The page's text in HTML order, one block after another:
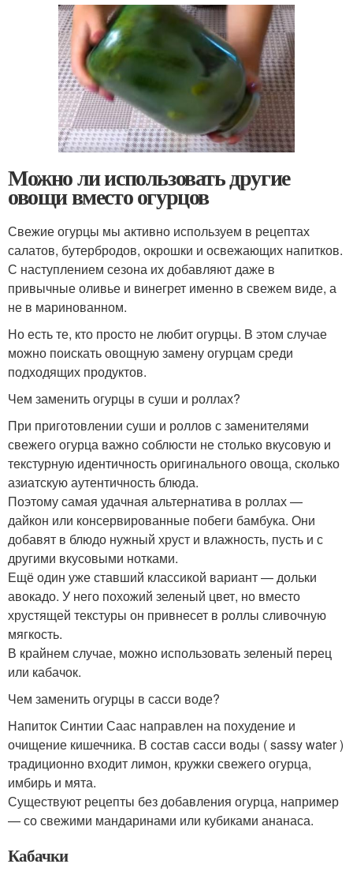
Можно ли использовать другие
овощи вместо огурцов
Свежие огурцы мы активно используем в рецептах
салатов, бутербродов, окрошки и освежающих напитков.
С наступлением сезона их добавляют даже в
привычные оливье и винегрет именно в свежем виде, а
не в маринованном.
Но есть те, кто просто не любит огурцы. В этом случае
можно поискать овощную замену огурцам среди
подходящих продуктов.
Чем заменить огурцы в суши и роллах?
При приготовлении суши и роллов с заменителями
свежего огурца важно соблюсти не столько вкусовую и
текстурную идентичность оригинального овоща, сколько
азиатскую аутентичность блюда.
Поэтому самая удачная альтернатива в роллах —
дайкон или консервированные побеги бамбука. Они
добавят в блюдо нужный хруст и влажность, пусть и с
другими вкусовыми нотками.
Ещё один уже ставший классикой вариант — дольки
авокадо. У него похожий зеленый цвет, но вместо
хрустящей текстуры он привнесет в роллы сливочную
мягкость.
В крайнем случае, можно использовать зеленый перец
или кабачок.
Чем заменить огурцы в сасси воде?
Напиток Синтии Саас направлен на похудение и
очищение кишечника. В состав сасси воды ( sassy water )
традиционно входит лимон, кружки свежего огурца,
имбирь и мята.
Существуют рецепты без добавления огурца, например
— со свежими мандаринами или кубиками ананаса.
Кабачки